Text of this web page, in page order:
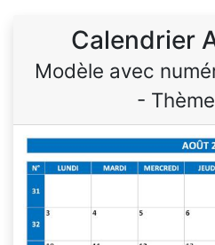
Calendrier
Modèle avec
-